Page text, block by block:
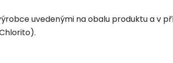
uvedenými na obalu produktu a v